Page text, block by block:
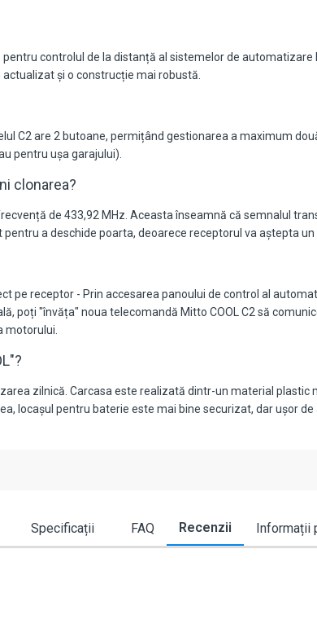
controlul de la distanță al sistemelor de
și o construcție mai robustă.
C2 are 2 butoane, permițând gestionarea a maximum
pentru ușa garajului).
clonarea?
de 433,92 MHz. Aceasta înseamnă că semnalul
a deschide poarta, deoarece receptorul va aștepta un
pe receptor - Prin accesarea panoului de control al
poți "învăța" noua telecomandă Mitto COOL C2 să
motorului.
zilnică. Carcasa este realizată dintr-un material
locașul pentru baterie este mai bine securizat, dar ușor de
Specificații FAQ Recenzii Informații